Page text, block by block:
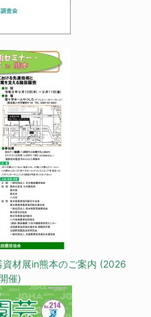
材展in熊本のご案内 (2026
催)